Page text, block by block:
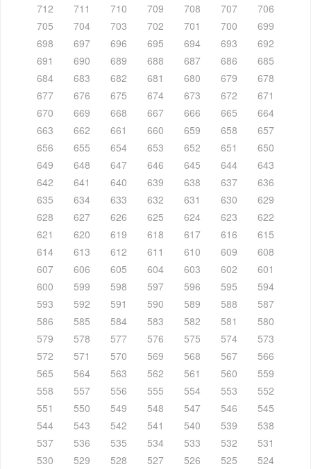
712 711 710 709 708 707
706
705
704 703 702 701 700
699
698
697 696 695 694 693
692
691
690 689 688 687 686
685
684
683 682 681 680 679
678
677
676 675 674 673 672
671
670
669 668 667 666 665
664
663
662 661 660 659 658
657
656
655 654 653 652 651
650
649
648 647 646 645 644
643
642
641 640 639 638 637
636
635
634 633 632 631 630
629
628
627 626 625 624 623
622
621
620 619 618 617 616
615
614
613 612 611 610 609
608
607
606 605 604 603 602
601
600
599 598 597 596 595
594
593
592 591 590 589 588
587
586
585 584 583 582 581
580
579
578 577 576 575 574
573
572
571 570 569 568 567
566
565
564 563 562 561 560
559
558
557 556 555 554 553
552
551
550 549 548 547 546
545
544
543 542 541 540 539
538
537
536 535 534 533 532
531
530
529 528 527 526 525
524